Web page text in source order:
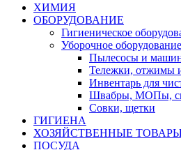
ХИМИЯ
ОБОРУДОВАНИЕ
Гигиеническое
Уборочное оборудование
Пылесосы и
Тележки, отжимы
Инвентарь для
Швабры, МОПы,
Совки, щетки
ГИГИЕНА
ХОЗЯЙСТВЕННЫЕ
ПОСУДА